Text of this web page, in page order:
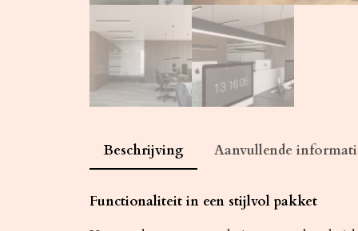
Beschrijving Aanvullende
Functionaliteit in een stijlvol pakket